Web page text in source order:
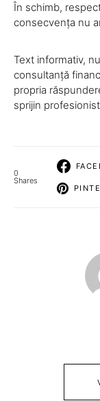
În schimb,
consecvența nu
Text informativ,
consultanță
propria
sprijin
0
Shares